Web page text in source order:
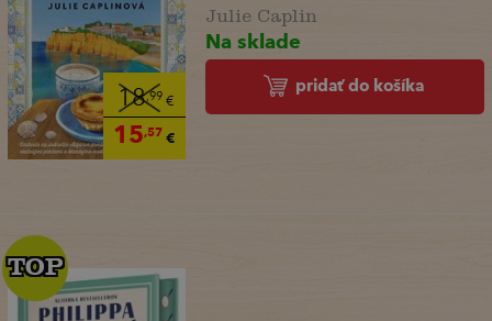
18,99 €
15,57 €
Julie Caplin
Na sklade
pridať do košíka
TOP
TOP